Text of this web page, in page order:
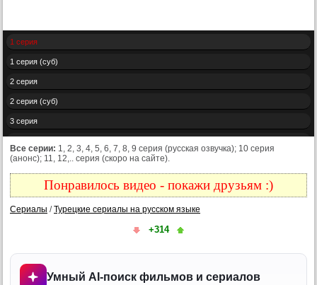
1 серия
1 серия (суб)
2 серия
2 серия (суб)
3 серия
4 серия
4 серия (суб)
5 серия
6 серия (суб)
7 серия
Все серии: 1, 2, 3, 4, 5, 6, 7, 8, 9 серия (русская озвучка); 10 серия
(анонс); 11, 12,.. серия (скоро на сайте).
Понравилось видео - покажи друзьям :)
Сериалы /Турецкие сериалы на русском языке
+314
Умный AI-поиск фильмов и сериалов